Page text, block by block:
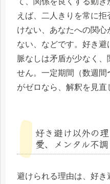
えば、二人きりを常に
けない、あなたへの関心
ない、などです。好き避
脈なしは矛盾が少なく、
せん。一定期間（数週
がゼロなら、解釈を見直
好き避け以外の
愛、メンタル不調
避けられる理由は、好き